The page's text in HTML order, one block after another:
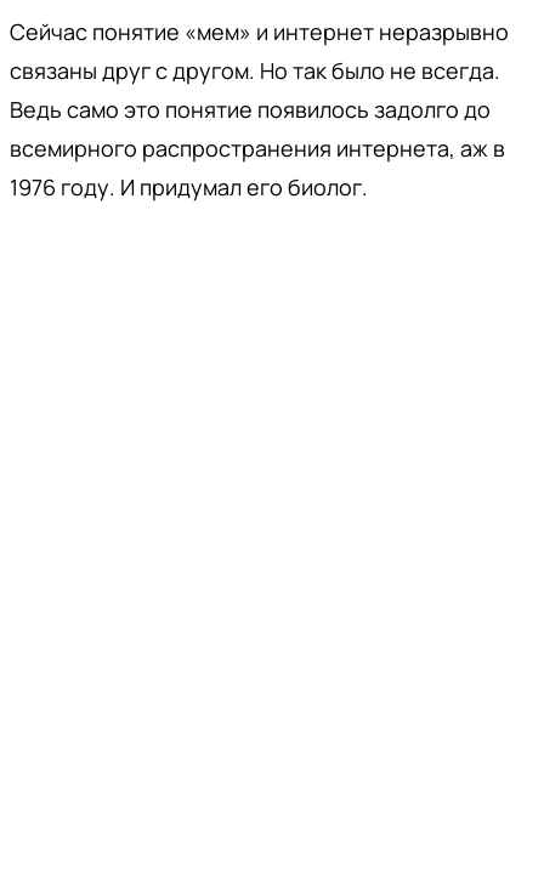
Сейчас понятие «мем» и интернет неразрывно
связаны друг с другом. Но так было не всегда.
Ведь само это понятие появилось задолго до
всемирного распространения интернета, аж в
1976 году. И придумал его биолог.